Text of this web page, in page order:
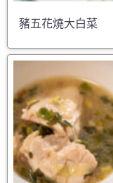
豬五花燒大白菜